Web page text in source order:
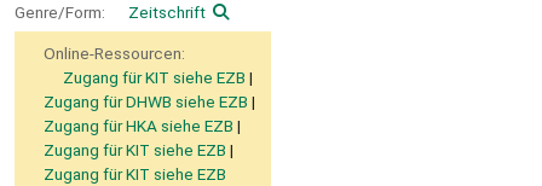
Genre/Form:
Zeitschrift
Online-Ressourcen:
Zugang für KIT siehe EZB
Zugang für DHWB siehe EZB
Zugang für HKA siehe EZB
Zugang für KIT siehe EZB
Zugang für KIT siehe EZB